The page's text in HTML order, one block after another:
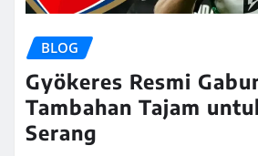
BLOG
Gyökeres Resmi
Tambahan Tajam
Serang